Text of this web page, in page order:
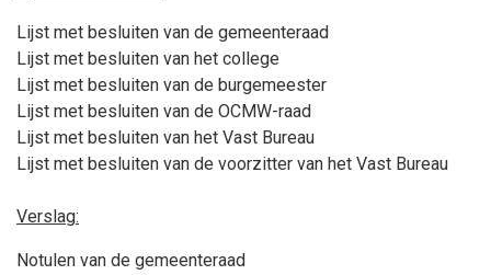
Lijst met besluiten van de gemeenteraad
Lijst met besluiten van het college
Lijst met besluiten van de burgemeester
Lijst met besluiten van de OCMW-raad
Lijst met besluiten van het Vast Bureau
Lijst met besluiten van de voorzitter van het Vast Bureau
Verslag:
Notulen van de gemeenteraad